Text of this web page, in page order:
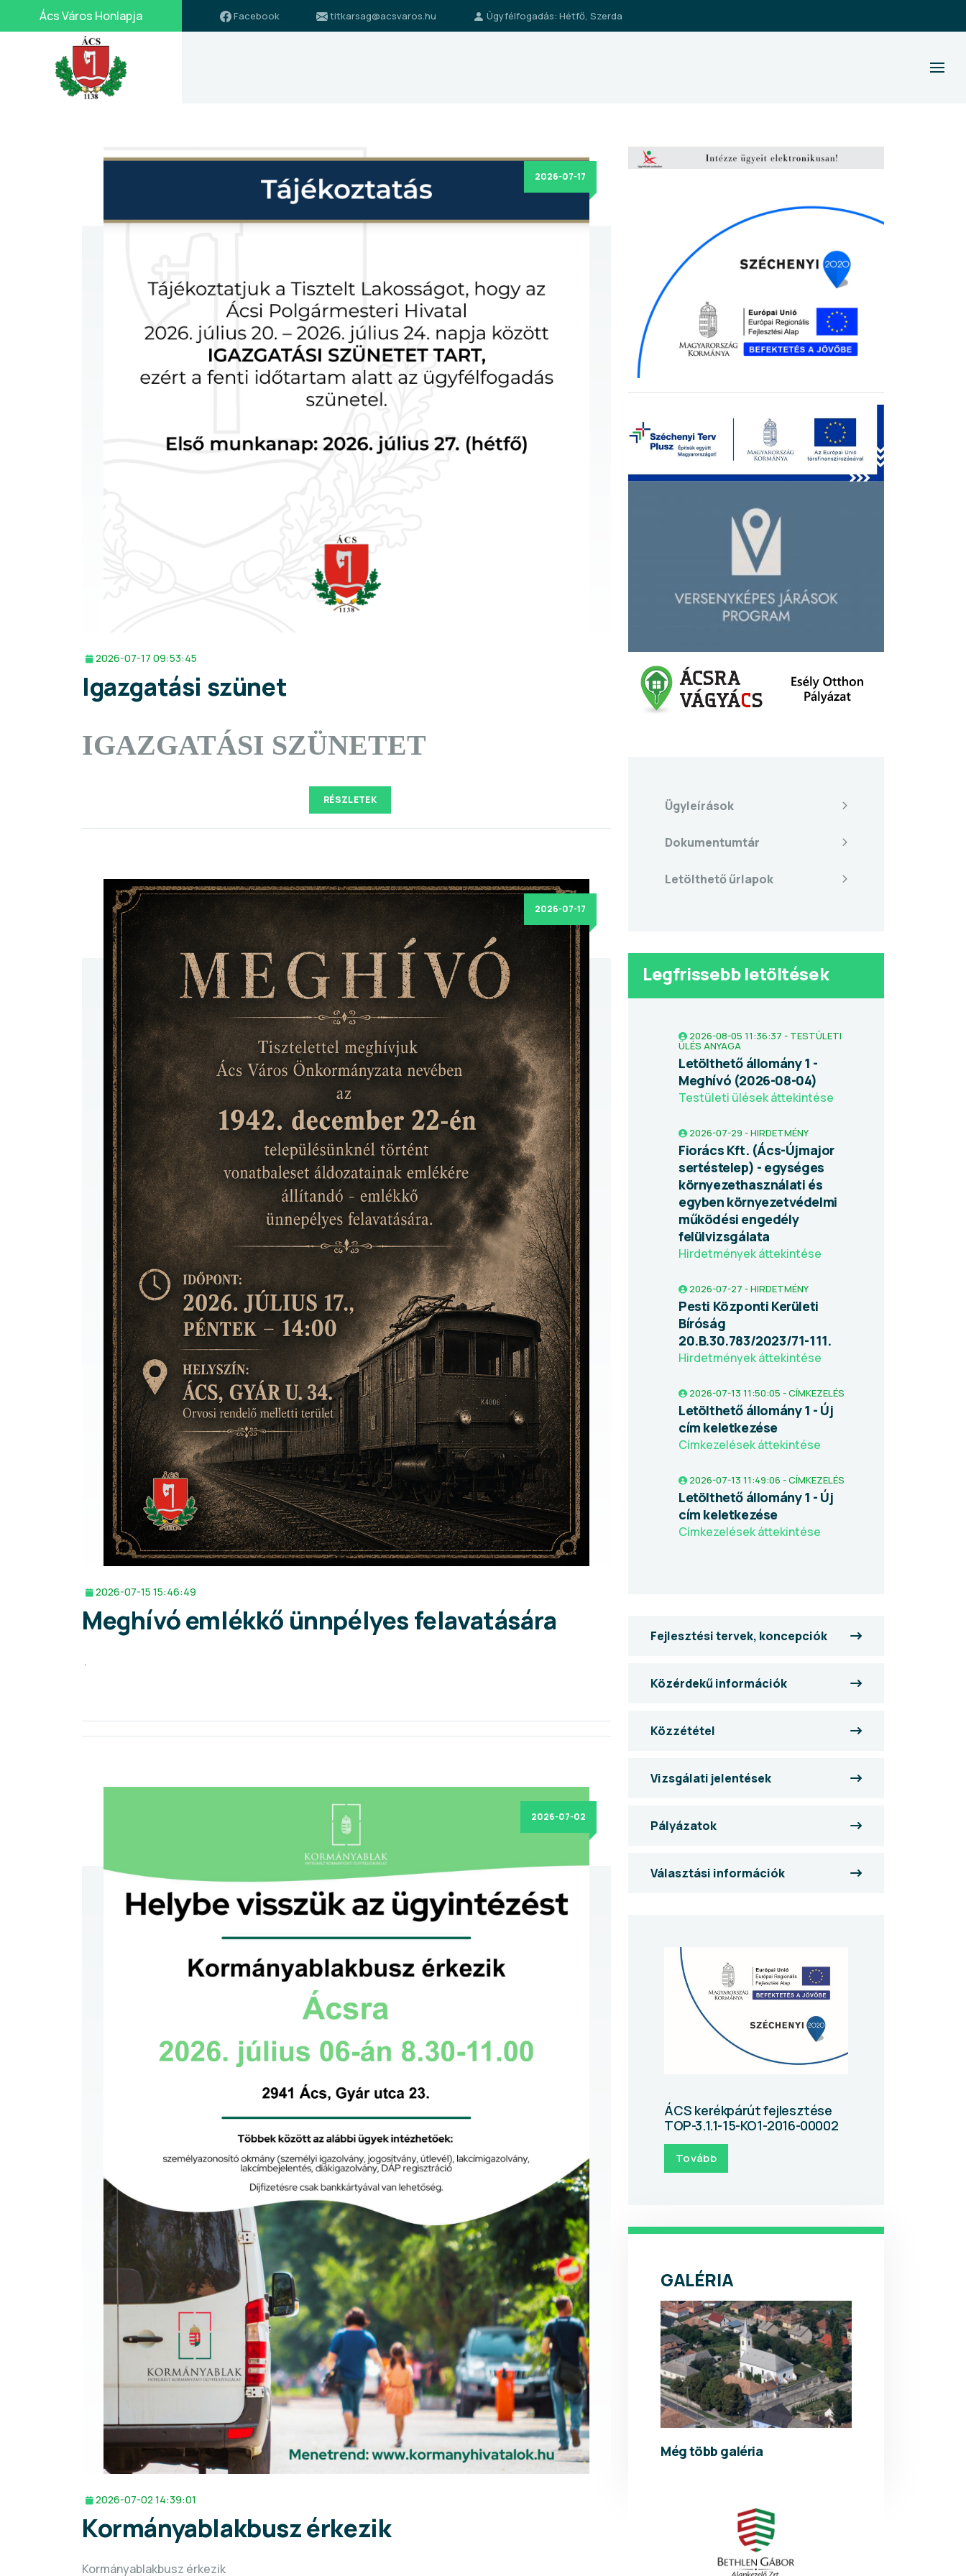
Ács Város Honlapja Facebook titkarsag@acsvaros.hu Ügyfélfogadás: Hétfő, Szerda
2026-07-17
2026-07-17 09:53:45
Igazgatási szünet
IGAZGATÁSI SZÜNETET
RÉSZLETEK
2026-07-17
2026-07-15 15:46:49
Meghívó emlékkő ünnpélyes felavatására
.
2026-07-02
2026-07-02 14:39:01
Kormányablakbusz érkezik
Kormányablakbusz érkezik
Ügyleírások
Dokumentumtár
Letölthető űrlapok
Legfrissebb letöltések
2026-08-05 11:36:37 - TESTÜLETI
ÜLÉS ANYAGA
Letölthető állomány 1 -
Meghívó (2026-08-04)
Testületi ülések áttekintése
2026-07-29 - HIRDETMÉNY
Fiorács Kft. (Ács-Újmajor
sertéstelep) - egységes
környezethasználati és
egyben környezetvédelmi
működési engedély
felülvizsgálata
Hirdetmények áttekintése
2026-07-27 - HIRDETMÉNY
Pesti Központi Kerületi
Bíróság
20.B.30.783/2023/71-111.
Hirdetmények áttekintése
2026-07-13 11:50:05 - CÍMKEZELÉS
Letölthető állomány 1 - Új
cím keletkezése
Címkezelések áttekintése
2026-07-13 11:49:06 - CÍMKEZELÉS
Letölthető állomány 1 - Új
cím keletkezése
Címkezelések áttekintése
Fejlesztési tervek, koncepciók
Közérdekű információk
Közzététel
Vizsgálati jelentések
Pályázatok
Választási információk
ÁCS kerékpárút fejlesztése
TOP-3.1.1-15-KO1-2016-00002
Tovább
GALÉRIA
Még több galéria